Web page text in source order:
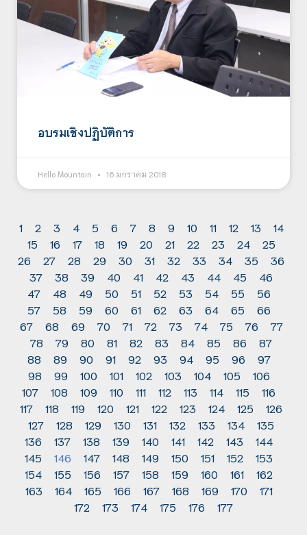
อบรมเชิงปฏิบัติการ
Hello Mountain 16 มกราคม 2018
1 2 3 4 5 6 7 8 9 10 11 12 13
14
15
16 17 18 19 20 21 22 23 24
25
26
27 28 29 30 31 32 33 34 35
36
37
38 39 40 41 42 43 44 45
46
47
48 49 50 51 52 53 54 55
56
57
58 59 60 61 62 63 64 65
66
67
68 69 70 71 72 73 74 75 76
77
78
79 80 81 82 83 84 85 86
87
88
89 90 91 92 93 94 95 96
97
98
99 100 101 102 103 104 105
106
107
108 109 110 111 112 113 114 115
116
117
118 119 120 121 122 123 124 125
126
127
128 129 130 131 132 133 134
135
136
137 138 139 140 141 142 143
144
145
146 147 148 149 150 151 152
153
154
155 156 157 158 159 160 161
162
163
164 165 166 167 168 169 170
171
172
173 174 175 176 177